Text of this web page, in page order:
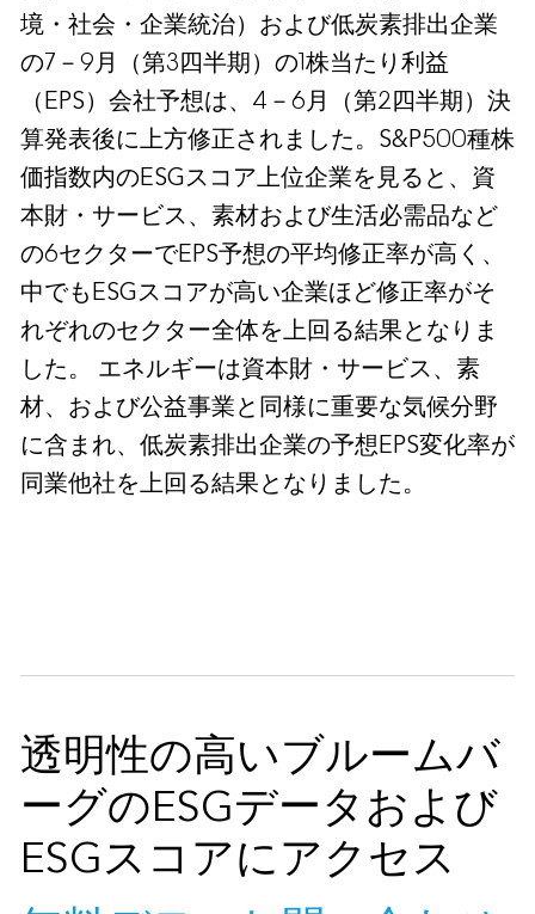
境・社会・企業統治）および低炭素排出企業
の7－9月（第3四半期）の1株当たり利益
（EPS）会社予想は、4－6月（第2四半期）決
算発表後に上方修正されました。S&P500種株
価指数内のESGスコア上位企業を見ると、資
本財・サービス、素材および生活必需品など
の6セクターでEPS予想の平均修正率が高く、
中でもESGスコアが高い企業ほど修正率がそ
れぞれのセクター全体を上回る結果となりま
した。 エネルギーは資本財・サービス、素
材、および公益事業と同様に重要な気候分野
に含まれ、低炭素排出企業の予想EPS変化率が
同業他社を上回る結果となりました。
透明性の高いブルームバ
ーグのESGデータおよび
ESGスコアにアクセス